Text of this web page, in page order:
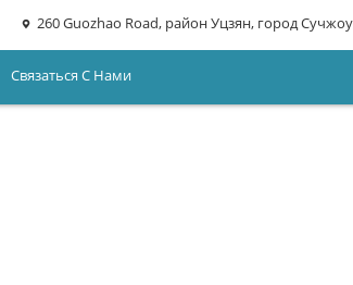
260 Guozhao Road, район Уцзян, город
Связаться С Нами